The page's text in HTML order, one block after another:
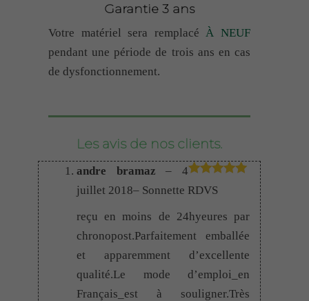
Garantie 3 ans
Votre matériel sera remplacéÀ NEUF
pendant une période de trois ans en cas
de dysfonctionnement.
Les avis de nos clients.
Note
sur 5
andre bramaz–
4
juillet 2018– Sonnette RDVS
reçu en moins de 24hyeures par
chronopost.Parfaitement emballée
et apparemment d’excellente
qualité.Le mode d’emploi_en
Français_est à souligner.Très